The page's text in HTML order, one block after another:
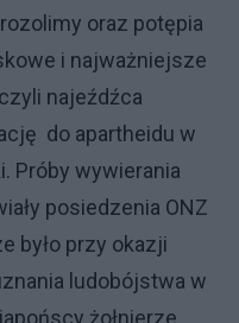
oraz potępia
i najważniejsze
najeźdźca
do apartheidu w
Próby wywierania
posiedzenia ONZ
było przy okazji
ludobójstwa w
żołnierze